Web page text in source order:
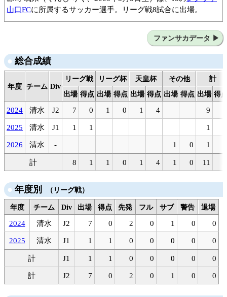
山口FCに所属するサッカー選手。リーグ戦8試合に出場。
ファンサカデータ
総合成績
年度 チーム Div
リーグ戦 リーグ杯 天皇杯 その他
計
出場 得点 出場 得点 出場 得点 出場 得点 出場 得
2024 清水 J2 7 0 1 0 1 4 9
2025
清水 J1 1 1 1
2026
清水 - 1 0 1
計 8 1 1 0 1 4 1 0 11
年度別 （リーグ戦）
年度 チーム Div 出場 得点 先発 フル サブ 警告 退場
2024 清水 J2 7 0 2 0 1 0
0
2025
清水 J1 1 1 0 0 0 0 0
計 J1 1 1 0 0 0 0
0
計
J2 7 0 2 0 1 0 0